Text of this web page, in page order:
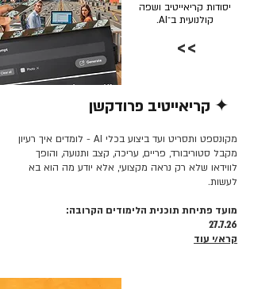
יסודות קריאייטיב ושפה
קולנועית ב־AI.
>>
✦ קריאייטיב פרודקשן
מקונספט ותסריט ועד ביצוע בכלי AI - לומדים איך רעיון
מקבל סטוריבורד, פריים, עריכה, קצב ותנועה, והופך
לווידאו שלא רק נראה מקצועי, אלא יודע מה הוא בא
לעשות.
מועד פתיחת תוכנית הלימודים הקרובה:
27.7.26
קרא/י עוד